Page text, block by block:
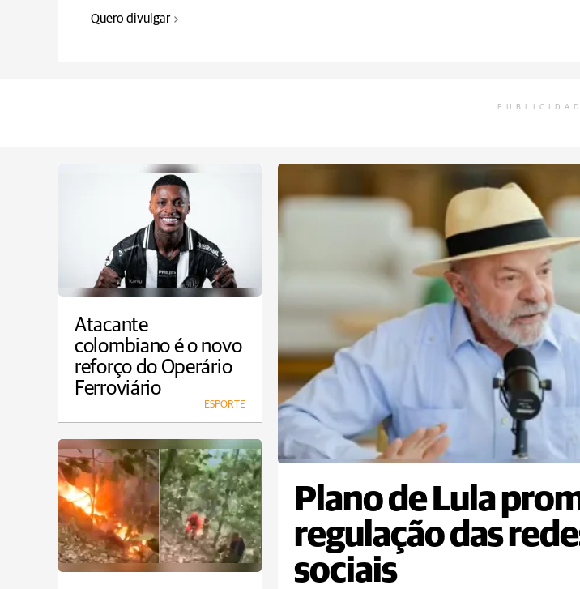
Quero divulgar
Atacante
colombiano é o novo
reforço do Operário
Ferroviário
ESPORTE
Plano de Lula
regulação das
sociais